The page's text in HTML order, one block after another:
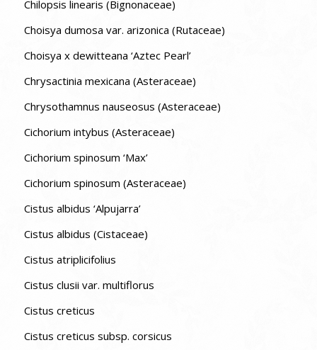
Chilopsis linearis (Bignonaceae)
Choisya dumosa var. arizonica (Rutaceae)
Choisya x dewitteana ‘Aztec Pearl’
Chrysactinia mexicana (Asteraceae)
Chrysothamnus nauseosus (Asteraceae)
Cichorium intybus (Asteraceae)
Cichorium spinosum ‘Max’
Cichorium spinosum (Asteraceae)
Cistus albidus ‘Alpujarra’
Cistus albidus (Cistaceae)
Cistus atriplicifolius
Cistus clusii var. multiflorus
Cistus creticus
Cistus creticus subsp. corsicus